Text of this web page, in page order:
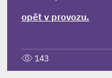
opět v provozu.
143